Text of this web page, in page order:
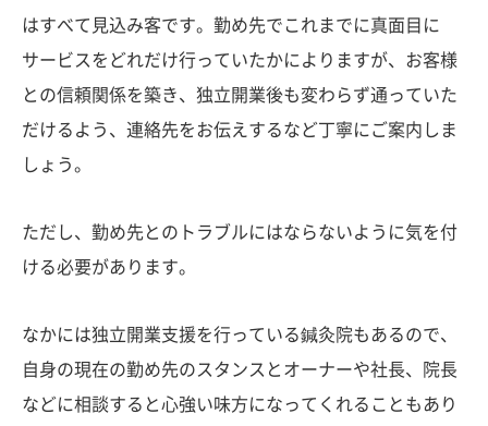
はすべて見込み客です。勤め先でこれまでに真面目に
サービスをどれだけ行っていたかによりますが、お客様
との信頼関係を築き、独立開業後も変わらず通っていた
だけるよう、連絡先をお伝えするなど丁寧にご案内しま
しょう。
ただし、勤め先とのトラブルにはならないように気を付
ける必要があります。
なかには独立開業支援を行っている鍼灸院もあるので、
自身の現在の勤め先のスタンスとオーナーや社長、院長
などに相談すると心強い味方になってくれることもあり